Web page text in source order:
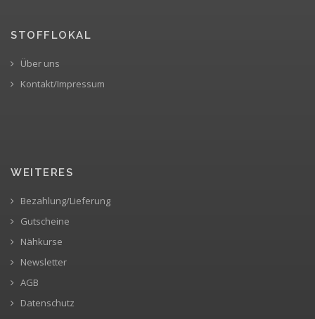
STOFFLOKAL
Über uns
Kontakt/Impressum
WEITERES
Bezahlung/Lieferung
Gutscheine
Nähkurse
Newsletter
AGB
Datenschutz